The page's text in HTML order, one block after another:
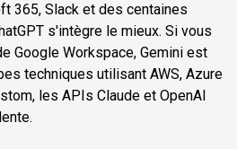
365, Slack et des centaines
s'intègre le mieux. Si vous
Google Workspace, Gemini est
techniques utilisant AWS, Azure
les APIs Claude et OpenAI